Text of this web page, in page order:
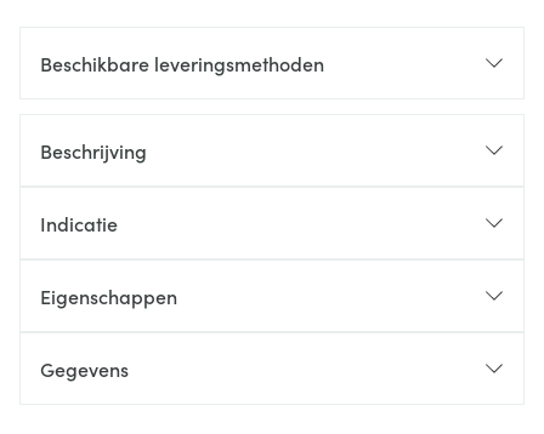
Beschikbare leveringsmethoden
Beschrijving
Indicatie
Eigenschappen
Gegevens